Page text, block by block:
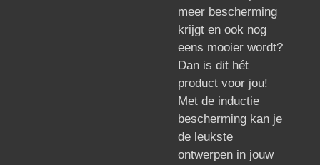
meer bescherming
krijgt en ook nog
eens mooier wordt?
Dan is dit hét
product voor jou!
Met de inductie
bescherming kan je
de leukste
ontwerpen in jouw